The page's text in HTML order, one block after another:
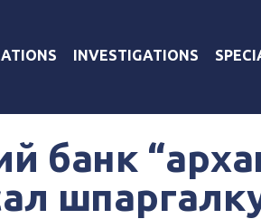
INVESTIGATIONS
банк